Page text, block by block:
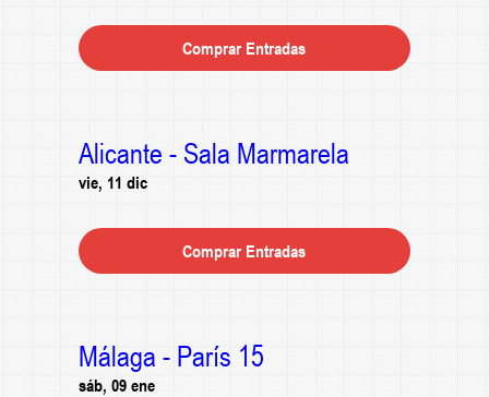
Comprar Entradas
Alicante - Sala Marmarela
vie, 11 dic
Comprar Entradas
Málaga - París 15
sáb, 09 ene